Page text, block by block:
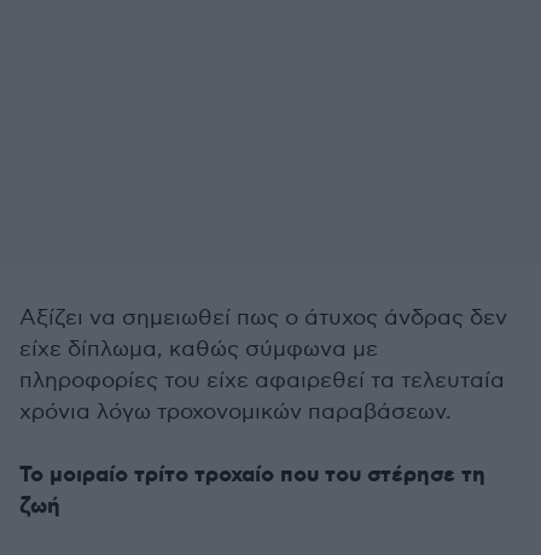
Αξίζει να σημειωθεί πως ο άτυχος άνδρας δεν
είχε δίπλωμα, καθώς σύμφωνα με
πληροφορίες του είχε αφαιρεθεί τα τελευταία
χρόνια λόγω τροχονομικών παραβάσεων.
Το μοιραίο τρίτο τροχαίο που του στέρησε τη
ζωή